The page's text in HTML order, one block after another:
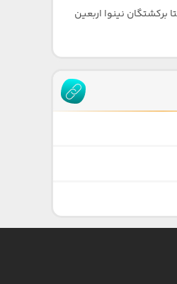
برکشتگان نینوا اربعین